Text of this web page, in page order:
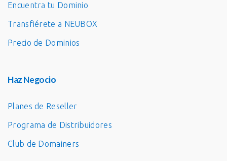
Encuentra tu Dominio
Transfiérete a NEUBOX
Precio de Dominios
Haz Negocio
Planes de Reseller
Programa de Distribuidores
Club de Domainers